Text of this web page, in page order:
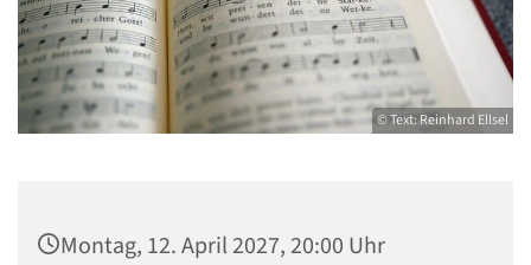
© Text: Reinhard Ellsel
Montag, 12. April 2027, 20:00 Uhr